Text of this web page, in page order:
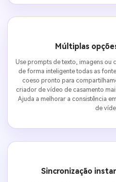
Múltiplas
Use prompts de texto, imagens ou
de forma inteligente todas as
coeso pronto para
criador de vídeo de casamento
Ajuda a melhorar a consistência
de
Sincronização